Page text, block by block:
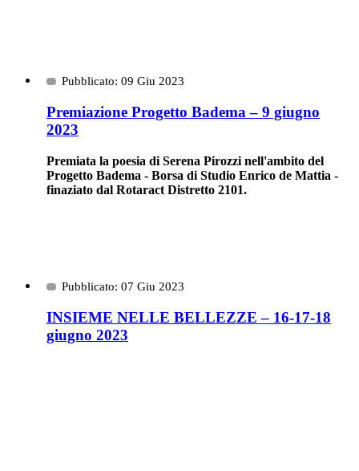
Pubblicato: 09 Giu 2023
Premiazione Progetto Badema – 9 giugno
2023
Premiata la poesia di Serena Pirozzi nell'ambito del
Progetto Badema - Borsa di Studio Enrico de Mattia -
finaziato dal Rotaract Distretto 2101.
Pubblicato: 07 Giu 2023
INSIEME NELLE BELLEZZE – 16-17-18
giugno 2023